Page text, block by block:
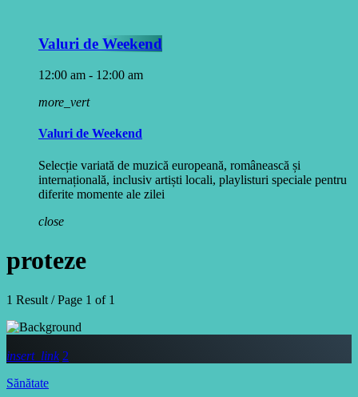
Valuri de Weekend
12:00 am - 12:00 am
more_vert
Valuri de Weekend
Selecție variată de muzică europeană, românească și
internațională, inclusiv artiști locali, playlisturi speciale pentru
diferite momente ale zilei
close
proteze
1 Result / Page 1 of 1
insert_link 2
Sănătate